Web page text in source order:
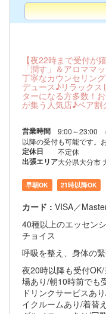
【夜22時まで受付が
「潤す」＆アロママ
丁寧なカウンセリン
デュース♪リラックス
ターになる方多数！
が集う人気店♪ペア
営業時間
9:00～23:00
以降の受付も可能です。
定休日 不定休
出張エリア大分県大分市
早朝OK 21時以降OK
カード : VISA／
40種以上のエッセン
チョイス
呼吸を整え、身体の
夜20時以降も受付
場あり/朝10時前でも
ドリンクサービスあ
イクルームあり/着替